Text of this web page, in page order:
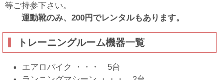
等ご持参下さい。
運動靴のみ、200円でレンタルもあります。
トレーニングルーム機器一覧
エアロバイク ・・・ 5台